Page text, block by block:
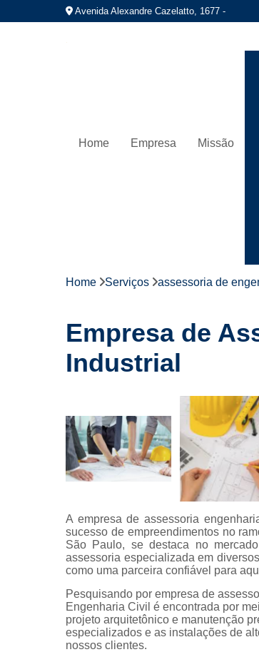
Avenida Alexandre Cazelatto, 1677 -
Home Empresa Missão
Home Serviços assessoria de
Empresa de
Industrial
A empresa de assessoria
sucesso de empreendimentos no
São Paulo, se destaca no
assessoria especializada em
como uma parceira confiável para
Pesquisando por empresa de
Engenharia Civil é encontrada por
projeto arquitetônico e manutenção
especializados e as instalações de
nossos clientes.